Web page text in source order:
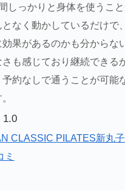
しっかりと身体を使うこ
となく動かしているだけで
果があるのかも分からな
も感じており継続できる
約なしで通うことが可能
1.0
CLASSIC PILATES新丸
ミ